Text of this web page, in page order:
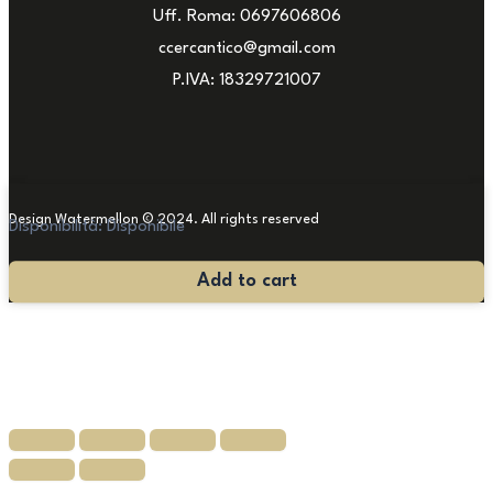
Uff. Roma: 0697606806
ccercantico@gmail.com
P.IVA: 18329721007
Design Watermellon © 2024. All rights reserved
Disponibilità: Disponibile
Arazzo
Add to cart